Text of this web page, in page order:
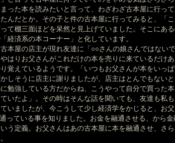
った本を読みたいと言って、わざわざ古本屋に行っ
んだとか。その子と件の古本屋に行ってみると、「
て棚三面ほどを呆然と見上げていました。そこにあ
経済系の本コーナー」と化しています。
本屋の店主が現れ友達に「○○さんの娘さんではない
はりお父さんがこれだけの本を売りに来ているだけ
覚えているようです。「いつもお父さんが本をいっ
しそうに店主に謝りましたが、店主はとんでもない
勉強している方だからね、こうやって自分で買った
いたよ」。その時はそんな話を聞いても、友達も私
いましたが、今こうして少し経済学をかじると、お
っている事を知りました。お金を融通させる、から金
う定義。お父さんはあの古本屋に本を融通させ、さ